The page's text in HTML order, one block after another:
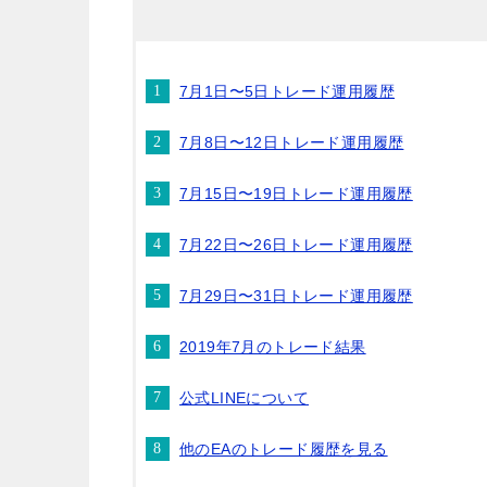
7月1日〜5日トレード運用履歴
7月8日〜12日トレード運用履歴
7月15日〜19日トレード運用履歴
7月22日〜26日トレード運用履歴
7月29日〜31日トレード運用履歴
2019年7月のトレード結果
公式LINEについて
他のEAのトレード履歴を見る